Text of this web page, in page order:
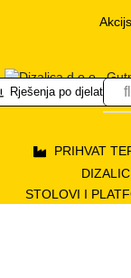
Rješenja po
PRIHVAT
STOLOVI I